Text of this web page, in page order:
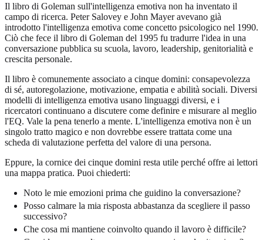
Il libro di Goleman sull'intelligenza emotiva non ha inventato il
campo di ricerca. Peter Salovey e John Mayer avevano già
introdotto l'intelligenza emotiva come concetto psicologico nel 1990.
Ciò che fece il libro di Goleman del 1995 fu tradurre l'idea in una
conversazione pubblica su scuola, lavoro, leadership, genitorialità e
crescita personale.
Il libro è comunemente associato a cinque domini: consapevolezza
di sé, autoregolazione, motivazione, empatia e abilità sociali. Diversi
modelli di intelligenza emotiva usano linguaggi diversi, e i
ricercatori continuano a discutere come definire e misurare al meglio
l'EQ. Vale la pena tenerlo a mente. L'intelligenza emotiva non è un
singolo tratto magico e non dovrebbe essere trattata come una
scheda di valutazione perfetta del valore di una persona.
Eppure, la cornice dei cinque domini resta utile perché offre ai lettori
una mappa pratica. Puoi chiederti:
Noto le mie emozioni prima che guidino la conversazione?
Posso calmare la mia risposta abbastanza da scegliere il passo
successivo?
Che cosa mi mantiene coinvolto quando il lavoro è difficile?